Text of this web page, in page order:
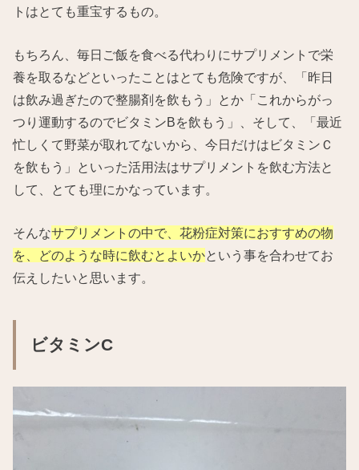
トはとても重宝するもの。
もちろん、毎日ご飯を食べる代わりにサプリメントで栄
養を取るなどといったことはとても危険ですが、「昨日
は飲み過ぎたので整腸剤を飲もう」とか「これからがっ
つり運動するのでビタミンBを飲もう」、そして、「最近
忙しくて野菜が取れてないから、今日だけはビタミンＣ
を飲もう」といった活用法はサプリメントを飲む方法と
して、とても理にかなっています。
そんなサプリメントの中で、花粉症対策におすすめの物
を、どのような時に飲むとよいかという事を合わせてお
伝えしたいと思います。
ビタミンC